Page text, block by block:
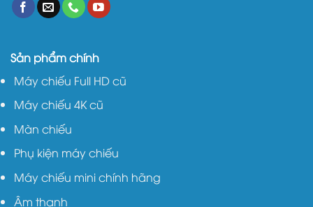
Sản phẩm chính
Máy chiếu Full HD cũ
Máy chiếu 4K cũ
Màn chiếu
Phụ kiện máy chiếu
Máy chiếu mini chính hãng
Âm thanh